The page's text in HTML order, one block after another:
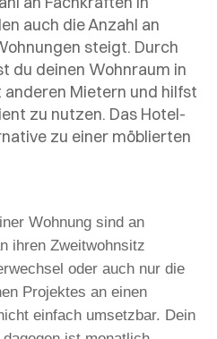
auch die Anzahl an
steigt. Durch
du deinen Wohnraum in
Mietern und hilfst
zu nutzen. Das Hotel-
zu einer möblierten
Wohnung sind an
ihren Zweitwohnsitz
oder auch nur die
Projektes an einen
einfach umsetzbar. Dein